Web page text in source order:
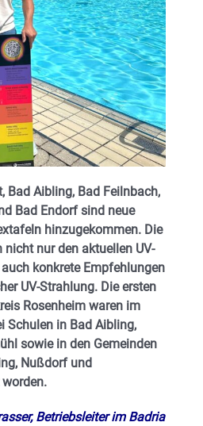
Bad Aibling, Bad Feilnbach,
Bad Endorf sind neue
hinzugekommen. Die
nur den aktuellen UV-
konkrete Empfehlungen
UV-Strahlung. Die ersten
Rosenheim waren im
Schulen in Bad Aibling,
sowie in den Gemeinden
Nußdorf und
Betriebsleiter im Badria